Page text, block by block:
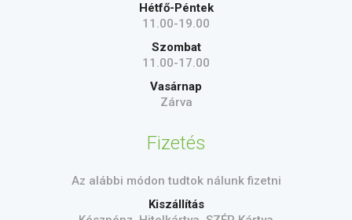
Hétfő-Péntek
11.00-19.00
Szombat
11.00-17.00
Vasárnap
Zárva
Fizetés
Az alábbi módon tudtok nálunk fizetni
Kiszállítás